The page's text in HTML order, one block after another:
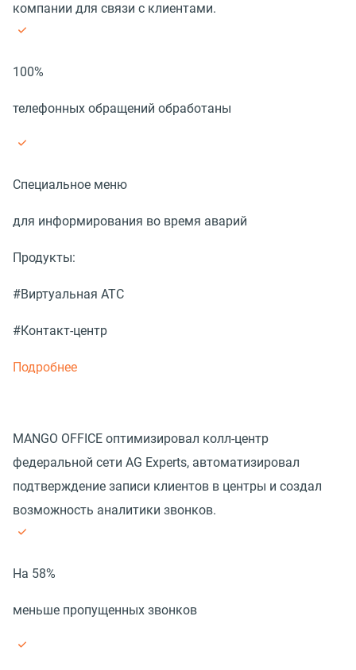
компании для связи с клиентами.
100%
телефонных обращений обработаны
Специальное меню
для информирования во время аварий
Продукты:
#Виртуальная АТС
#Контакт-центр
Подробнее
MANGO OFFICE оптимизировал колл-центр
федеральной сети AG Experts, автоматизировал
подтверждение записи клиентов в центры и создал
возможность аналитики звонков.
На 58%
меньше пропущенных звонков